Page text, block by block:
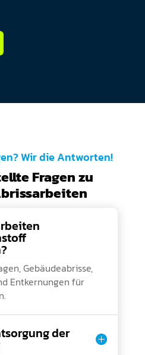
Wir die Antworten!
Fragen zu
Gebäudeabrisse,
Entkernungen für
der